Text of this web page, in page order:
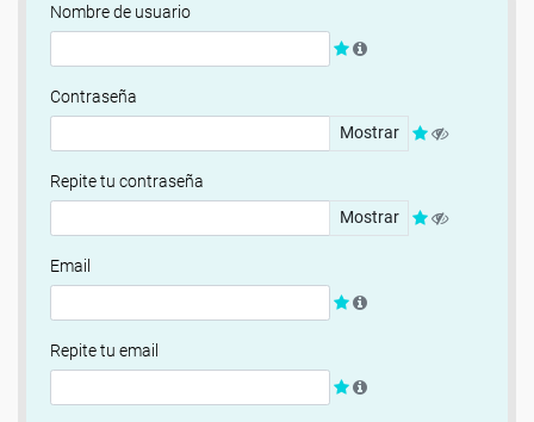
Nombre de usuario
Contraseña
Mostrar
Repite tu contraseña
Mostrar
Email
Repite tu email